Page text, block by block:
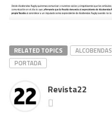
RELATED TOPICS ALCOBENDAS
PORTADA
Revista22